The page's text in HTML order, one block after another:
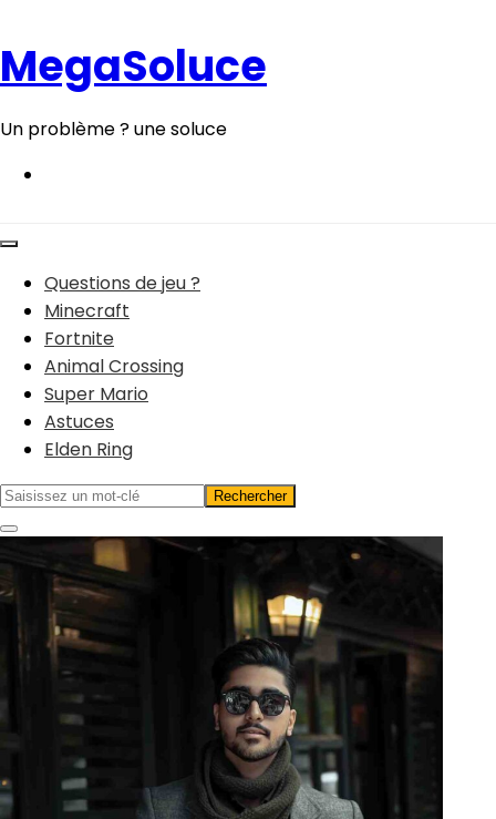
contenu
MegaSoluce
Un problème ? une soluce
Questions de jeu ?
Minecraft
Fortnite
Animal Crossing
Super Mario
Astuces
Elden Ring